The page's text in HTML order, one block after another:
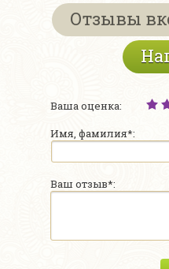
Отзывы
Ваша оценка:
Имя, фамилия*:
Ваш отзыв*: